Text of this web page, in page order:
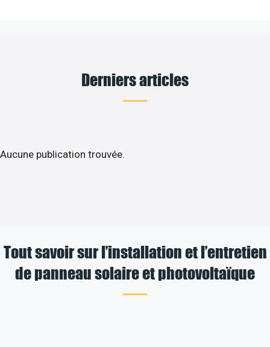
Derniers articles
Aucune publication trouvée.
Tout savoir sur l’installation et l’entretien
de panneau solaire et photovoltaïque